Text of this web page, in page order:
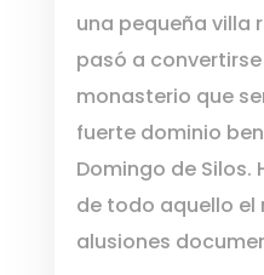
una pequeña villa
pasó a
monasterio que
fuerte dominio
Domingo de Silos.
de todo aquello el
alusiones